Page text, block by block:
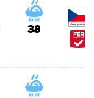
38